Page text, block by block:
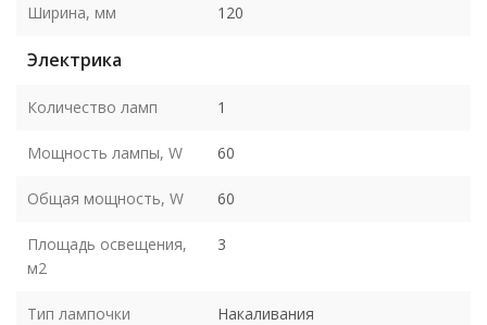
Ширина, мм 120
Электрика
Количество ламп 1
Мощность лампы, W 60
Общая мощность, W 60
Площадь освещения,
м2
3
Тип лампочки
Накаливания